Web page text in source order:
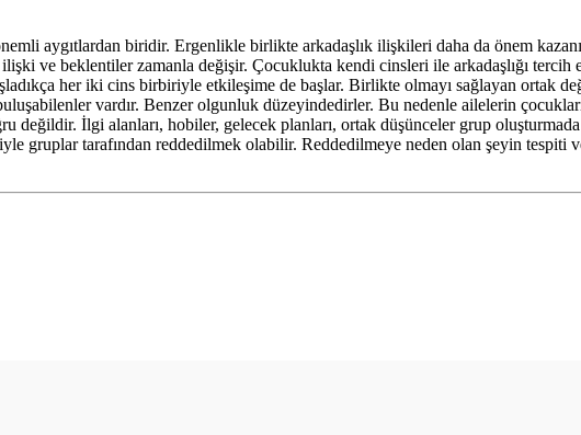
aygıtlardan biridir. Ergenlikle birlikte arkadaşlık ilişkileri daha da önem
ve beklentiler zamanla değişir. Çocuklukta kendi cinsleri ile arkadaşlığı
her iki cins birbiriyle etkileşime de başlar. Birlikte olmayı sağlayan ortak
vardır. Benzer olgunluk düzeyindedirler. Bu nedenle ailelerin
değildir. İlgi alanları, hobiler, gelecek planları, ortak düşünceler grup
gruplar tarafından reddedilmek olabilir. Reddedilmeye neden olan şeyin tespiti